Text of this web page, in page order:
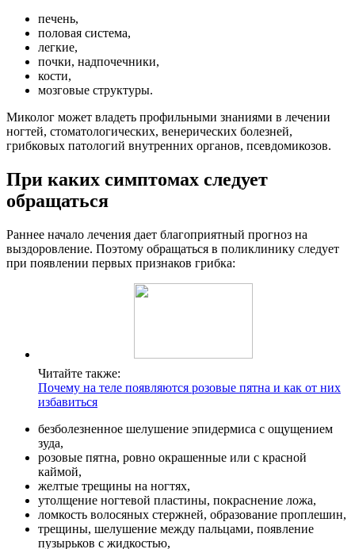
печень,
половая система,
легкие,
почки, надпочечники,
кости,
мозговые структуры.
Миколог может владеть профильными знаниями в лечении
ногтей, стоматологических, венерических болезней,
грибковых патологий внутренних органов, псевдомикозов.
При каких симптомах следует
обращаться
Раннее начало лечения дает благоприятный прогноз на
выздоровление. Поэтому обращаться в поликлинику следует
при появлении первых признаков грибка:
Читайте также:
Почему на теле появляются розовые пятна и как от них
избавиться
безболезненное шелушение эпидермиса с ощущением
зуда,
розовые пятна, ровно окрашенные или с красной
каймой,
желтые трещины на ногтях,
утолщение ногтевой пластины, покраснение ложа,
ломкость волосяных стержней, образование проплешин,
трещины, шелушение между пальцами, появление
пузырьков с жидкостью,